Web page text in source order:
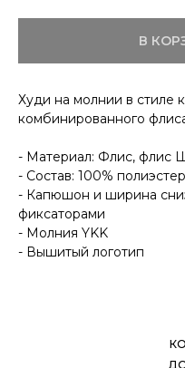
В
Худи на молнии в стиле
комбинированного
- Материал: Флис, флис
- Состав: 100% полиэстер
- Капюшон и ширина
фиксаторами
- Молния YKK
- Вышитый логотип
ВОЗВРАТ
ДОСТАВКА